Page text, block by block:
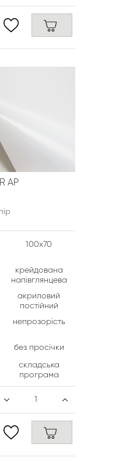
AP
100х70
крейдована
напівглянцева
акриловий
постійний
непрозорість
без просічки
складська
програма